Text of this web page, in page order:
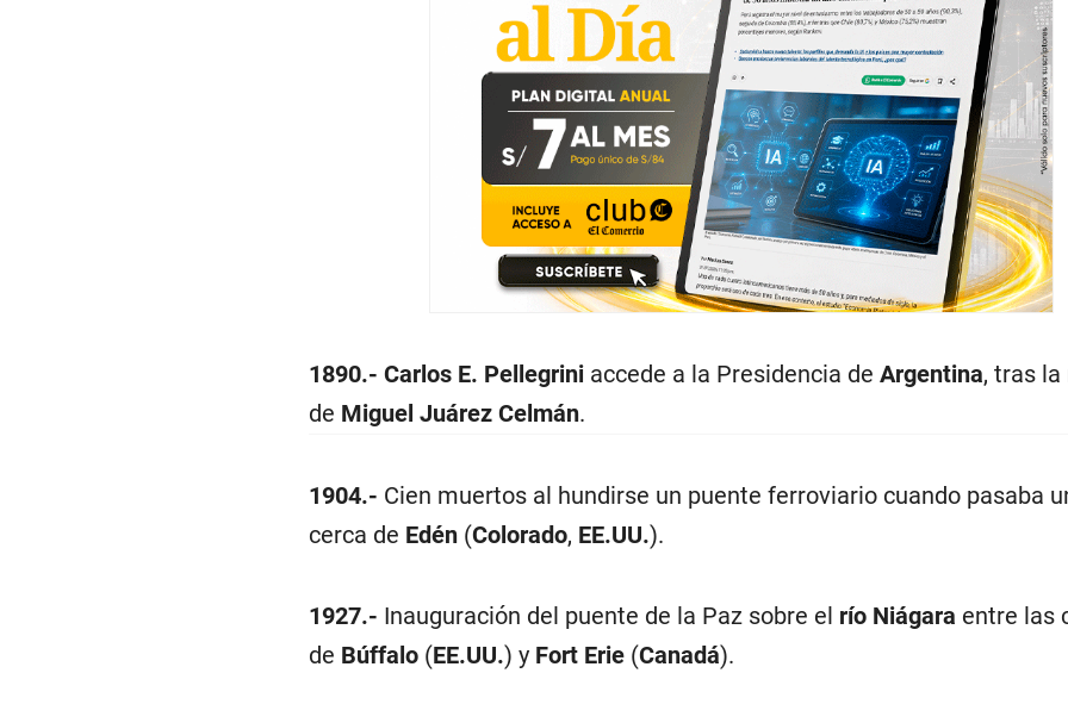
1890.- Carlos E. Pellegriniaccede a la Presidencia de Argentina, tras la
de Miguel Juárez Celmán.
1904.- Cien muertos al hundirse un puente ferroviario cuando pasaba
cerca de Edén(Colorado, EE.UU.).
1927.- Inauguración del puente de la Paz sobre el río Niágara entre las
de Búffalo(EE.UU.) y Fort Erie(Canadá).